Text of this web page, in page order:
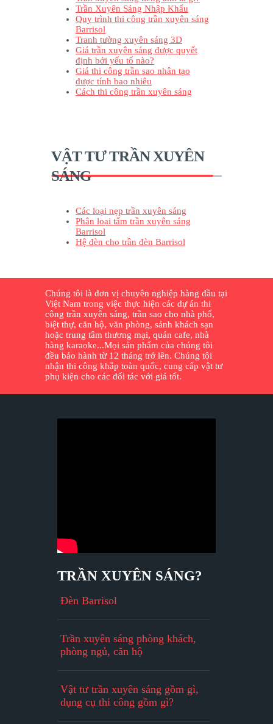
Trần Xuyên Sáng Nhập Khẩu
Quy trình thi công trần xuyên sáng
Barrisol
Tranh tường xuyên sáng 3D
Giá trần xuyên sáng được quyết
định bởi yếu tố nào?
Giá thi công trần sao nhân tạo
được tính bao nhiêu
Cách thi công trần xuyên sáng
VẬT TƯ TRẦN XUYÊN
SÁNG
Các loại nẹp trần xuyên sáng
Phân loại tấm trần xuyên sáng
Barrisol
Hệ đèn cho trần đèn Barrisol
Chúng tôi là đơn vị chuyên nghiệp hàng đầu tại
Việt Nam trong việc thực hiện các dự án thi
công trần xuyên sáng, trần sao cho nhà phố,
biệt thự, căn hộ, văn phòng, sảnh khách sạn
hoặc trung tâm thương mại, quán cafe, nhà
hàng karaoke...Mọi sản phẩm của chúng tôi
đều bảo hành từ 12 tháng trở lên. Chúng tôi
nhận thi công khắp toàn quốc, cung cấp vật tư
phụ kiện cho các đối tác với giá tốt.
TRẦN XUYÊN SÁNG?
Đèn Barrisol
Trần xuyên sáng phòng khách,
phòng ngủ, căn hộ
Vật tư trần xuyên sáng gồm gì,
dụng cụ thi công gồm gì?